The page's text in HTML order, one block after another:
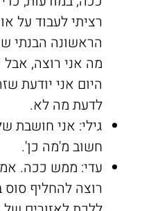
רציתי לעבוד על
הראשונה הבנתי
מה אני רוצה,
היום אני יודעת
לדעת מה לא.
גילי: אני חושבת
חשוב מ'מה כן'.
עדי: ממש ככה.
רוצה להחליף סוס